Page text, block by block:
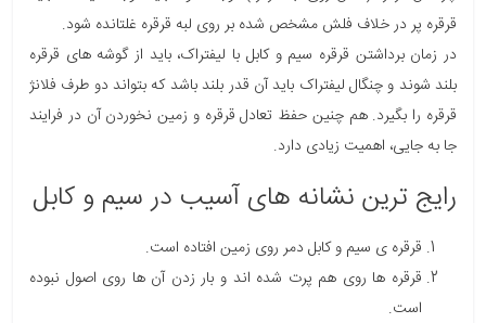
قرقره پر در خلاف فلش مشخص شده بر روی لبه قرقره غلتانده شود.
در زمان برداشتن قرقره سیم و کابل با لیفتراک، باید از گوشه های قرقره
بلند شوند و چنگال لیفتراک باید آن قدر بلند باشد که بتواند دو طرف فلانژ
قرقره را بگیرد. هم چنین حفظ تعادل قرقره و زمین نخوردن آن در فرایند
جا به جایی، اهمیت زیادی دارد.
رایج ترین نشانه های آسیب در سیم و کابل
قرقره ی سیم و کابل دمر روی زمین افتاده است.
قرقره ها روی هم پرت شده اند و بار زدن آن ها روی اصول نبوده
است.